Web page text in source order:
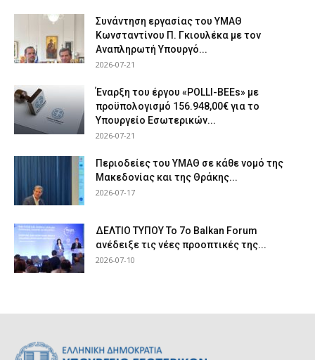
Συνάντηση εργασίας του ΥΜΑΘ
Κωνσταντίνου Π. Γκιουλέκα με τον
Αναπληρωτή Υπουργό...
2026-07-21
Έναρξη του έργου «POLLI-BEEs» με
προϋπολογισμό 156.948,00€ για το
Υπουργείο Εσωτερικών...
2026-07-21
Περιοδείες του ΥΜΑΘ σε κάθε νομό της
Μακεδονίας και της Θράκης...
2026-07-17
ΔΕΛΤΙΟ ΤΥΠΟΥ Το 7ο Balkan Forum
ανέδειξε τις νέες προοπτικές της...
2026-07-10